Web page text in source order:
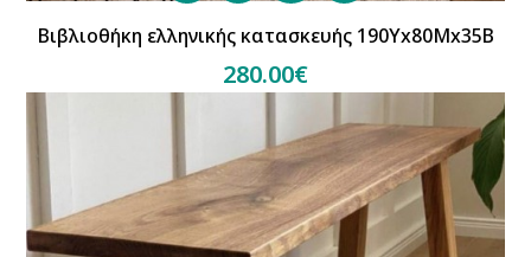
Βιβλιοθήκη ελληνικής κατασκευής 190Υx80Μx35Β
280.00€